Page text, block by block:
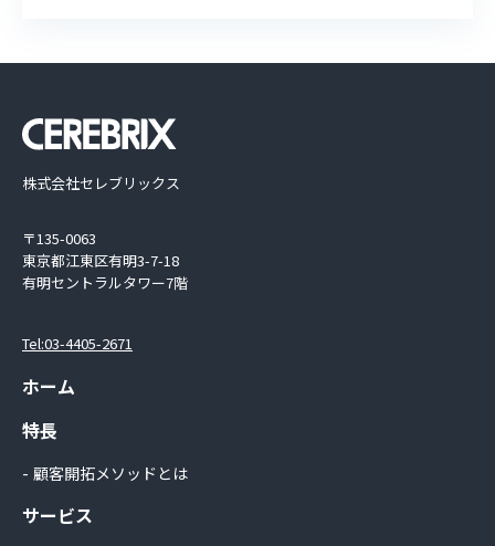
株式会社セレブリックス
〒135-0063
東京都江東区有明3-7-18
有明セントラルタワー7階
Tel:03-4405-2671
ホーム
特長
顧客開拓メソッドとは
サービス